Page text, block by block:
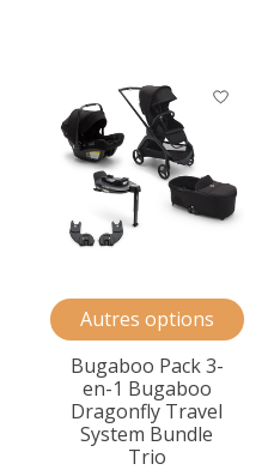
Autres options
Bugaboo Pack 3-
en-1 Bugaboo
Dragonfly Travel
System Bundle
Trio